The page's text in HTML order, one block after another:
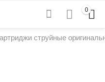
0
струйные